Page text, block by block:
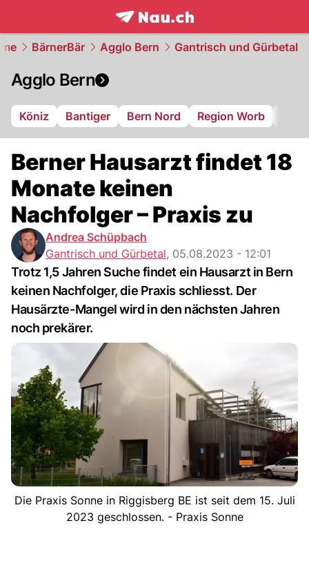
frontpage.NAU.ch
BärnerBär Agglo Bern Gantrisch und Gürbetal
Agglo Bern
Köniz Bantiger Bern Nord Region Worb
Berner Hausarzt findet 18
Monate keinen
Nachfolger – Praxis zu
Andrea Schüpbach
Gantrisch und Gürbetal, 05.08.2023 - 12:01
Trotz 1,5 Jahren Suche findet ein Hausarzt in Bern
keinen Nachfolger, die Praxis schliesst. Der
Hausärzte-Mangel wird in den nächsten Jahren
noch prekärer.
Die Praxis Sonne in Riggisberg BE ist seit dem 15. Juli
2023 geschlossen. - Praxis Sonne